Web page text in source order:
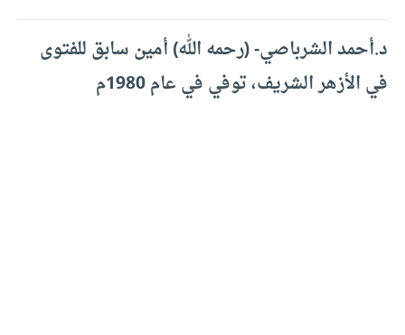
د.أحمد الشرباصي- (رحمه الله) أمين سابق للفتوى
في الأزهر الشريف، توفي في عام 1980م